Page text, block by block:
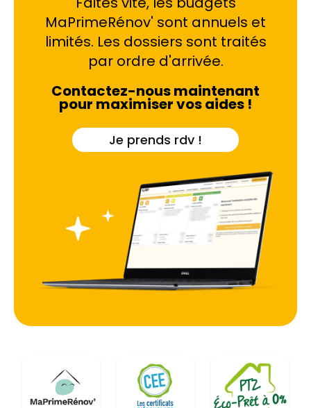
MaPrimeRénov' sont annuels et
limités. Les dossiers sont traités
par ordre d'arrivée.
Contactez-nous maintenant
pour maximiser vos aides !
Je prends rdv !